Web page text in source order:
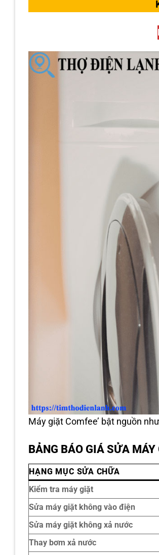
Máy giặt Comfee’ bật nguồn
BẢNG BÁO GIÁ SỬA
HẠNG MỤC SỬA CHỮA
Kiểm tra máy giặt
Sửa máy giặt không vào điện
Sửa máy giặt không xả nước
Thay bơm xả nước